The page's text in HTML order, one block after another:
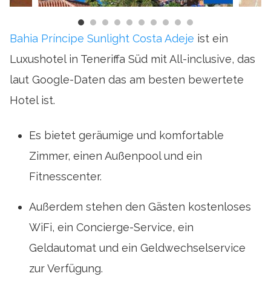
Bahia Príncipe Sunlight Costa Adeje ist ein
Luxushotel in Teneriffa Süd mit All-inclusive, das
laut Google-Daten das am besten bewertete
Hotel ist.
Es bietet geräumige und komfortable
Zimmer, einen Außenpool und ein
Fitnesscenter.
Außerdem stehen den Gästen kostenloses
WiFi, ein Concierge-Service, ein
Geldautomat und ein Geldwechselservice
zur Verfügung.